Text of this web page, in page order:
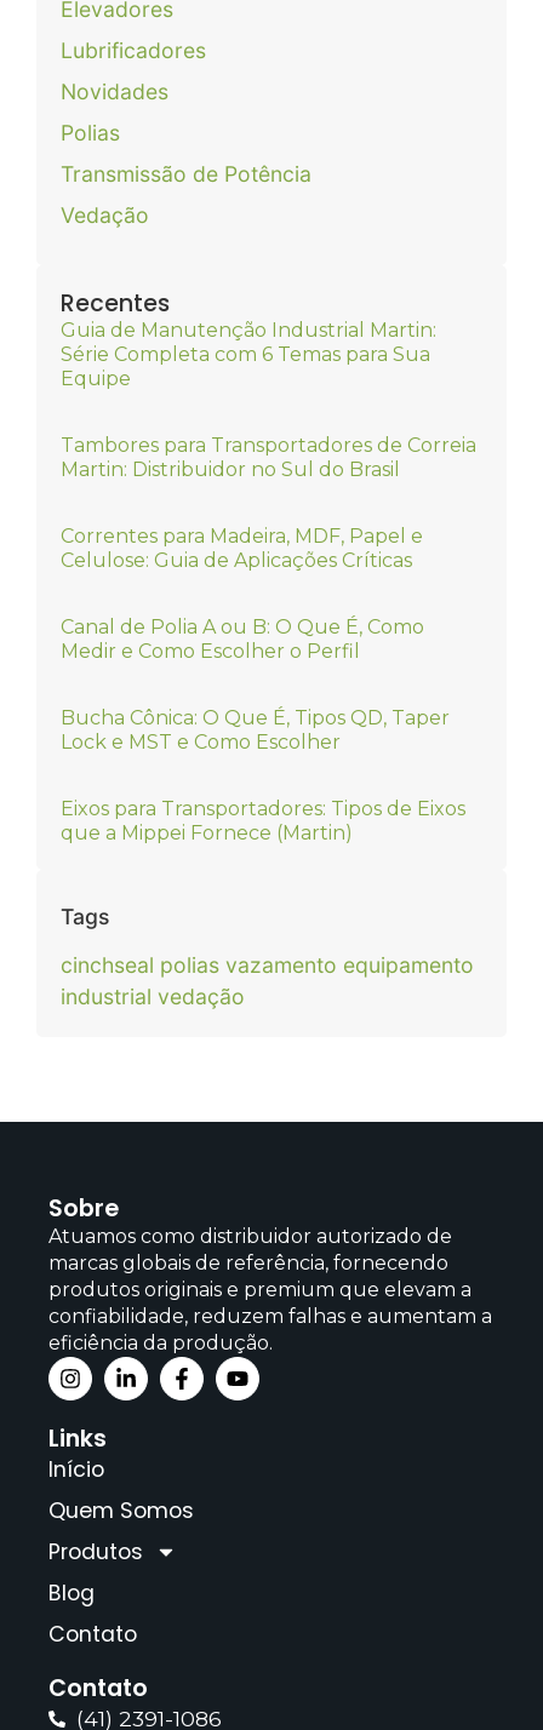
Elevadores
Lubrificadores
Novidades
Polias
Transmissão de Potência
Vedação
Recentes
Guia de Manutenção Industrial Martin:
Série Completa com 6 Temas para Sua
Equipe
Tambores para Transportadores de Correia
Martin: Distribuidor no Sul do Brasil
Correntes para Madeira, MDF, Papel e
Celulose: Guia de Aplicações Críticas
Canal de Polia A ou B: O Que É, Como
Medir e Como Escolher o Perfil
Bucha Cônica: O Que É, Tipos QD, Taper
Lock e MST e Como Escolher
Eixos para Transportadores: Tipos de Eixos
que a Mippei Fornece (Martin)
Tags
cinchseal polias vazamento equipamento
industrial vedação
Sobre
Atuamos como distribuidor autorizado de
marcas globais de referência, fornecendo
produtos originais e premium que elevam a
confiabilidade, reduzem falhas e aumentam a
eficiência da produção.
Links
Início
Quem Somos
Produtos
Blog
Contato
Contato
(41) 2391-1086